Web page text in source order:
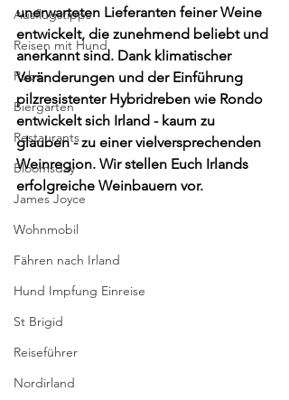
Ausflugstipps
Reisen mit Hund
Pubs
Biergarten
Restaurants
Bloomsday
James Joyce
Wohnmobil
Fähren nach Irland
Hund Impfung Einreise
St Brigid
Reiseführer
Nordirland
unerwarteten Lieferanten feiner Weine
entwickelt, die zunehmend beliebt und
anerkannt sind. Dank klimatischer
Veränderungen und der Einführung
pilzresistenter Hybridreben wie Rondo
entwickelt sich Irland - kaum zu
glauben - zu einer vielversprechenden
Weinregion. Wir stellen Euch Irlands
erfolgreiche Weinbauern vor.